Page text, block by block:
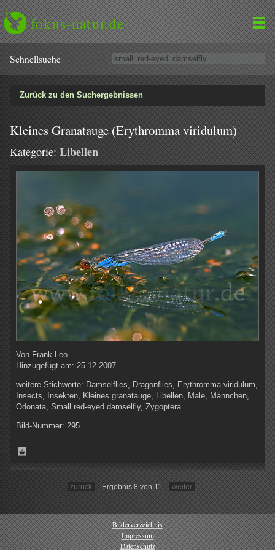
fokus-natur.de
Schnell­suche
Zurück zu den Suchergebnissen
Kleines Granatauge (Erythromma viridulum)
Kategorie: Libellen
Von Frank Leo
Hinzugefügt am: 25.12.2007
weitere Stichworte: Damselflies, Dragonflies, Erythromma viridulum,
Insects, Insekten, Kleines granatauge, Libellen, Male, Männchen,
Odonata, Small red-eyed damselfly, Zygoptera
Bild-Nummer: 295
zurück Ergebnis 8 von 11 weiter
Bilderverzeichnis
Impressum
Datenschutz